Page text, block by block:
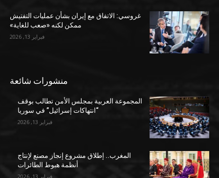
غروسي: الاتفاق مع إيران بشأن عمليات التفتيش
ممكن لكنه «صعب للغاية»
فبراير 13, 2026
منشورات شائعة
المجموعة العربية بمجلس الأمن تطالب بوقف
“انتهاكات إسرائيل” في سوريا
فبراير 13, 2026
المغرب.. إطلاق مشروع إنجاز مصنع لإنتاج
أنظمة هبوط الطائرات
فبراير 13, 2026